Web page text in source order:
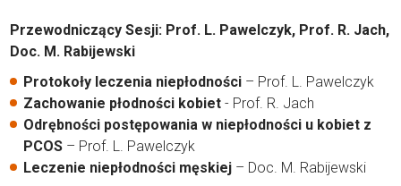
Przewodniczący Sesji: Prof. L. Pawelczyk, Prof. R. Jach,
Doc. M. Rabijewski
Protokoły leczenia niepłodności – Prof. L. Pawelczyk
Zachowanie płodności kobiet - Prof. R. Jach
Odrębności postępowania w niepłodności u kobiet z
PCOS – Prof. L. Pawelczyk
Leczenie niepłodności męskiej – Doc. M. Rabijewski